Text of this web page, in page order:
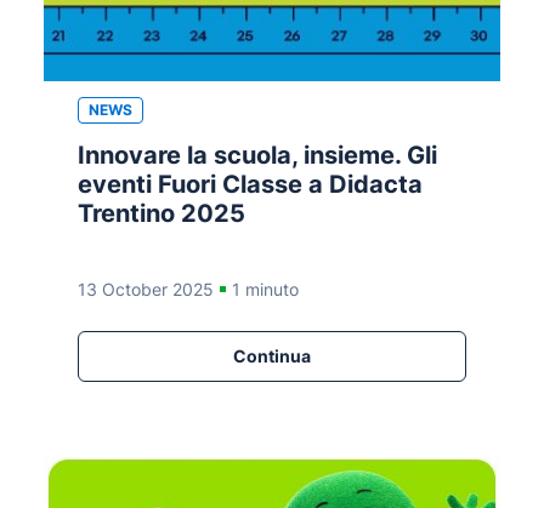
NEWS
Innovare la scuola, insieme. Gli
eventi Fuori Classe a Didacta
Trentino 2025
13 October 2025 1 minuto
Continua